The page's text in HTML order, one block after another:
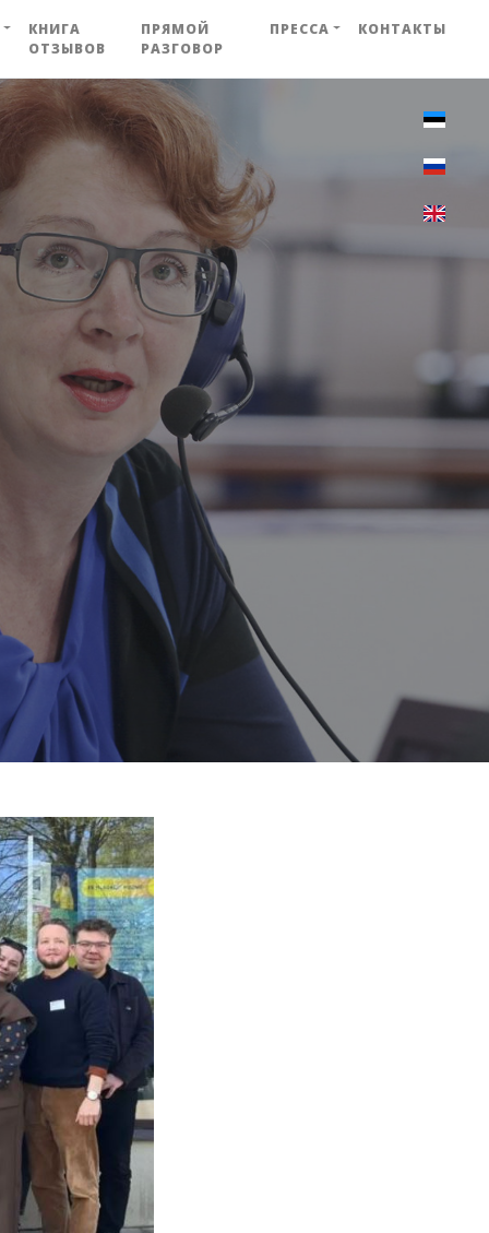
КНИГА
ОТЗЫВОВ
ПРЯМОЙ
РАЗГОВОР
ПРЕССА КОНТАКТЫ